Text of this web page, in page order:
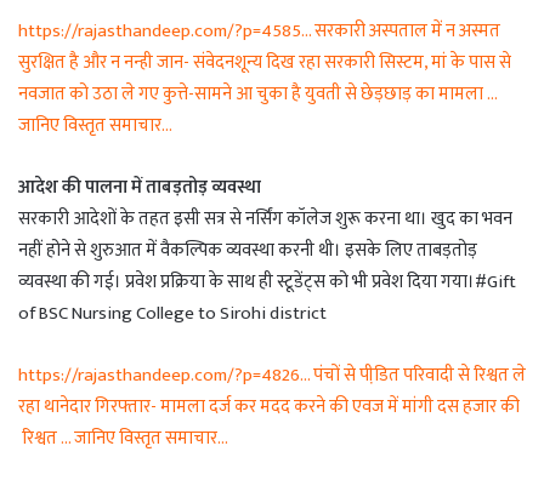
https://rajasthandeep.com/?p=4585… सरकारी अस्पताल में न अस्मत
सुरक्षित है और न नन्ही जान- संवेदनशून्य दिख रहा सरकारी सिस्टम, मां के पास से
नवजात को उठा ले गए कुत्ते-सामने आ चुका है युवती से छेड़छाड़ का मामला …
जानिए विस्तृत समाचार…
आदेश की पालना में ताबड़तोड़ व्यवस्था
सरकारी आदेशों के तहत इसी सत्र से नर्सिंग कॉलेज शुरू करना था। खुद का भवन
नहीं होने से शुरुआत में वैकल्पिक व्यवस्था करनी थी। इसके लिए ताबड़तोड़
व्यवस्था की गई। प्रवेश प्रक्रिया के साथ ही स्टूडेंट्स को भी प्रवेश दिया गया।#Gift
of BSC Nursing College to Sirohi district
https://rajasthandeep.com/?p=4826… पंचों से पीडि़त परिवादी से रिश्वत ले
रहा थानेदार गिरफ्तार- मामला दर्ज कर मदद करने की एवज में मांगी दस हजार की
रिश्वत … जानिए विस्तृत समाचार…